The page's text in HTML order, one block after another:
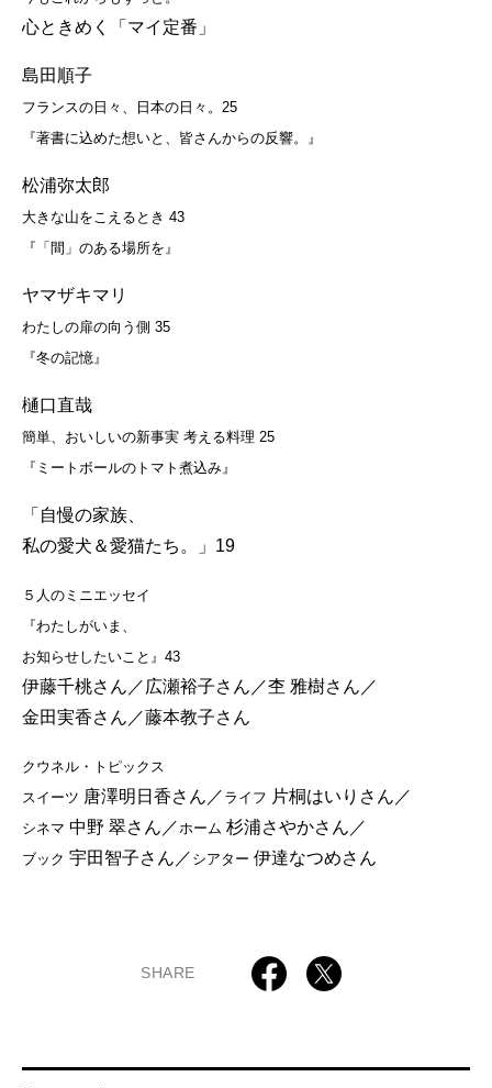
心ときめく「マイ定番」
島田順子
フランスの日々、日本の日々。25
『著書に込めた想いと、皆さんからの反響。』
松浦弥太郎
大きな山をこえるとき 43
『「間」のある場所を』
ヤマザキマリ
わたしの扉の向う側 35
『冬の記憶』
樋口直哉
簡単、おいしいの新事実 考える料理 25
『ミートボールのトマト煮込み』
「自慢の家族、
私の愛犬＆愛猫たち。」19
５人のミニエッセイ
『わたしがいま、
お知らせしたいこと』43
伊藤千桃さん／広瀬裕子さん／杢 雅樹さん／
金田実香さん／藤本教子さん
クウネル・トピックス
スイーツ 唐澤明日香さん／ ライフ 片桐はいりさん／
シネマ 中野 翠さん／ ホーム 杉浦さやかさん／
ブック 宇田智子さん／ シアター 伊達なつめさん
SHARE